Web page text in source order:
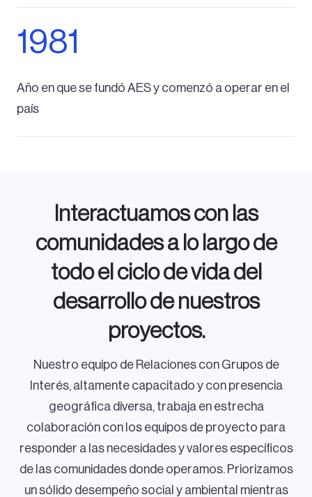
1981
Año en que se fundó AES y comenzó a operar en el
país
Interactuamos con las
comunidades a lo largo de
todo el ciclo de vida del
desarrollo de nuestros
proyectos.
Nuestro equipo de Relaciones con Grupos de
Interés, altamente capacitado y con presencia
geográfica diversa, trabaja en estrecha
colaboración con los equipos de proyecto para
responder a las necesidades y valores específicos
de las comunidades donde operamos. Priorizamos
un sólido desempeño social y ambiental mientras